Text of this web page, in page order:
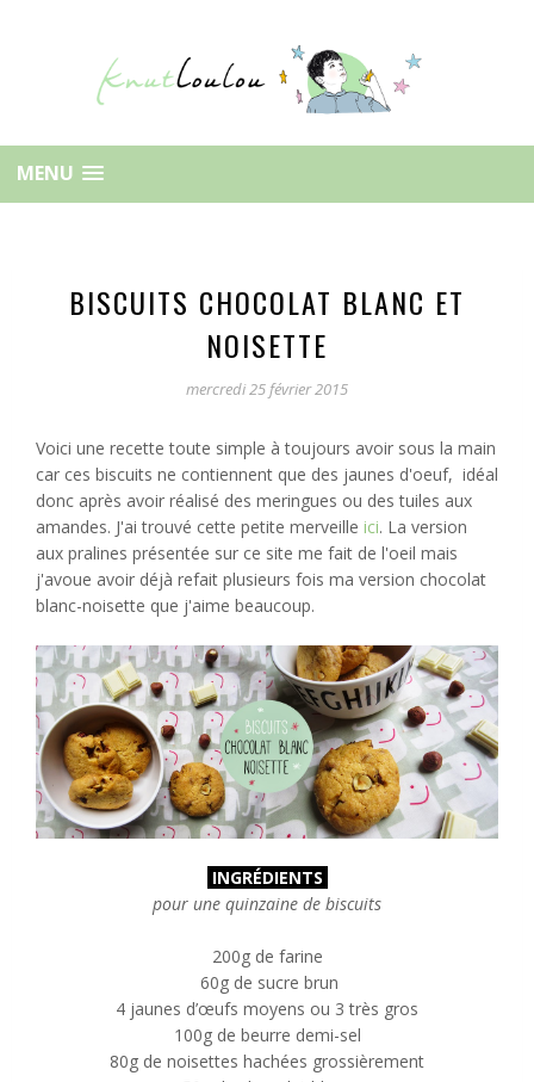
MENU
BISCUITS CHOCOLAT BLANC ET
NOISETTE
mercredi 25 février 2015
Voici une recette toute simple à toujours avoir sous la main
car ces biscuits ne contiennent que des jaunes d'oeuf, idéal
donc après avoir réalisé des meringues ou des tuiles aux
amandes. J'ai trouvé cette petite merveille ici. La version
aux pralines présentée sur ce site me fait de l'oeil mais
j'avoue avoir déjà refait plusieurs fois ma version chocolat
blanc-noisette que j'aime beaucoup.
INGRÉDIENTS
pour une quinzaine de biscuits
200g de farine
60g de sucre brun
4 jaunes d’œufs moyens ou 3 très gros
100g de beurre demi-sel
80g de noisettes hachées grossièrement